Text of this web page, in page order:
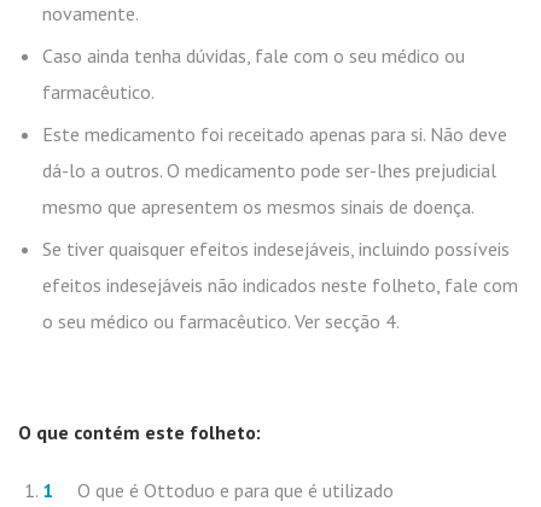
novamente.
Caso ainda tenha dúvidas, fale com o seu médico ou
farmacêutico.
Este medicamento foi receitado apenas para si. Não deve
dá-lo a outros. O medicamento pode ser-lhes prejudicial
mesmo que apresentem os mesmos sinais de doença.
Se tiver quaisquer efeitos indesejáveis, incluindo possíveis
efeitos indesejáveis não indicados neste folheto, fale com
o seu médico ou farmacêutico. Ver secção 4.
O que contém este folheto:
O que é Ottoduo e para que é utilizado